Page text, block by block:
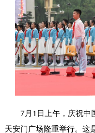
7月1日上午，庆祝中
天安门广场隆重举行。这